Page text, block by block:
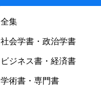
全集
社会学書・政治学書
ビジネス書・経済書
学術書・専門書